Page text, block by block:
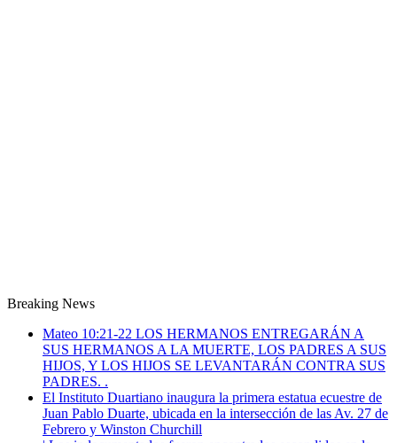
Breaking News
Mateo 10:21-22 LOS HERMANOS ENTREGARÁN A
SUS HERMANOS A LA MUERTE, LOS PADRES A SUS
HIJOS, Y LOS HIJOS SE LEVANTARÁN CONTRA SUS
PADRES. .
El Instituto Duartiano inaugura la primera estatua ecuestre de
Juan Pablo Duarte, ubicada en la intersección de las Av. 27 de
Febrero y Winston Churchill